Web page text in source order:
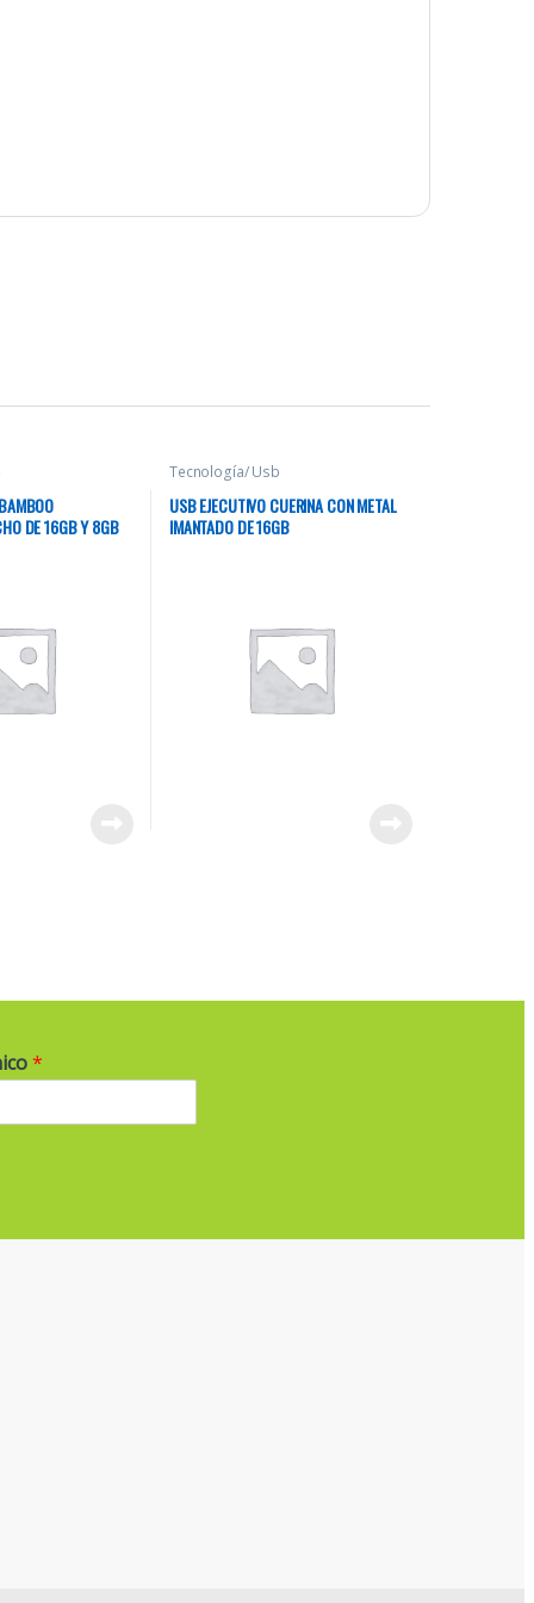
DE 16GB Y 8GB
Tecnología/ Usb
USB EJECUTIVO CUERINA CON METAL
IMANTADO DE 16GB
*